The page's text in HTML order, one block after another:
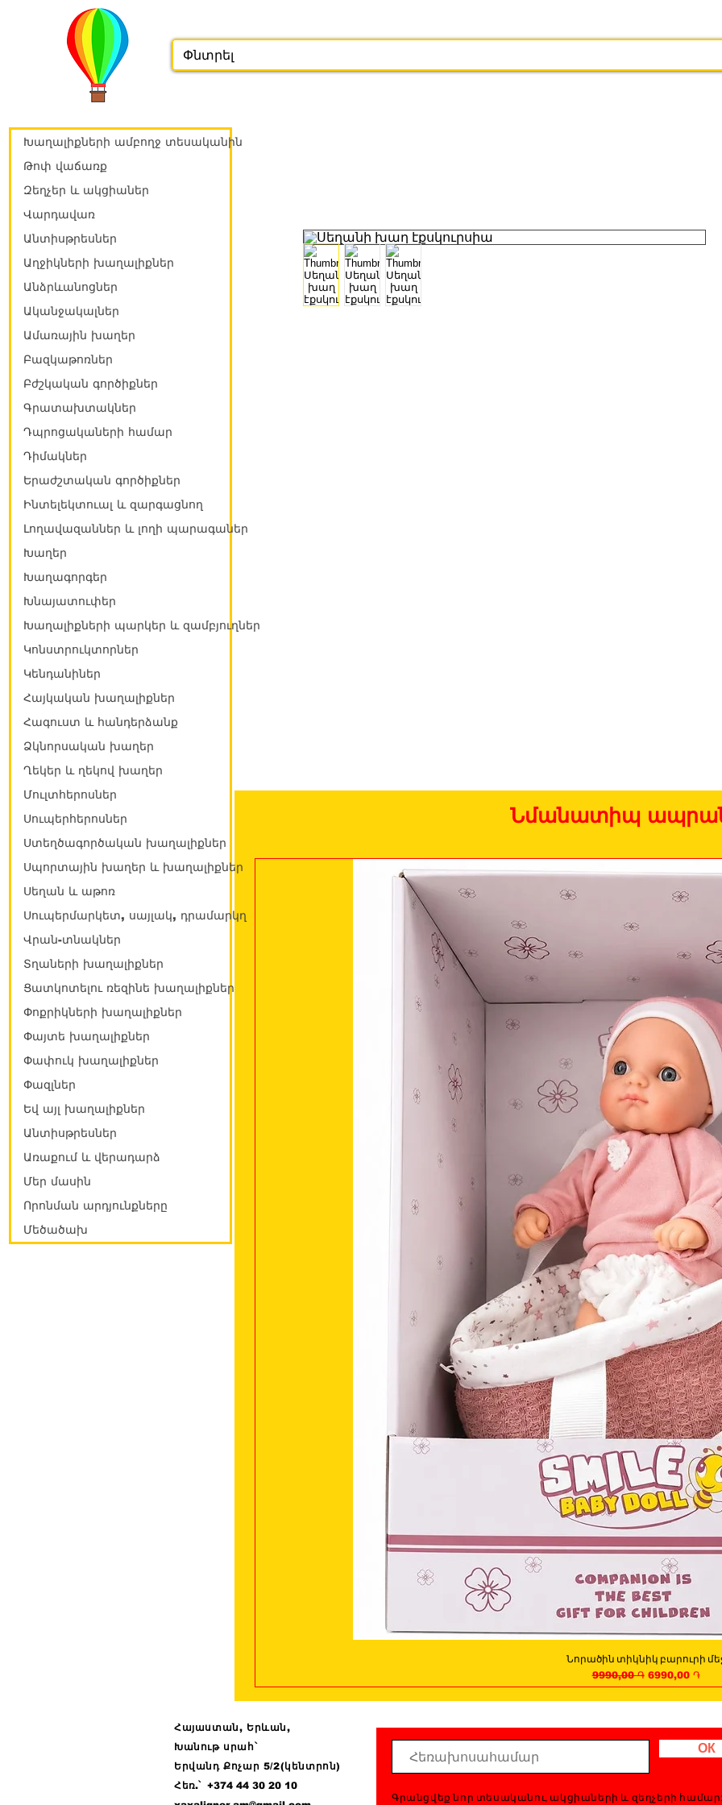
Նմանատիպ
Quick View
Նորածին տիկնիկ բարուրի
Regular Price
9990,00 ֏ Sale Price
6990,00 ֏
Խաղալիքների ամբողջ տեսականին
Թոփ վաճառք
Զեղչեր և ակցիաներ
Վարդավառ
Անտիսթրեսներ
Աղջիկների խաղալիքներ
Անձրևանոցներ
Ականջակալներ
Ամառային խաղեր
Բազկաթոռներ
Բժշկական գործիքներ
Գրատախտակներ
Դպրոցակաների համար
Դիմակներ
Երաժշտական գործիքներ
Ինտելեկտուալ և զարգացնող
Լողավազաններ և լողի պարագաներ
Խաղեր
Խաղագորգեր
Խնայատուփեր
Խաղալիքների պարկեր և զամբյուղներ
Կոնստրուկտորներ
Կենդանիներ
Հայկական խաղալիքներ
Հագուստ և հանդերձանք
Ձկնորսական խաղեր
Ղեկեր և ղեկով խաղեր
Մուլտհերոսներ
Սուպերհերոսներ
Ստեղծագործական խաղալիքներ
Սպորտային խաղեր և խաղալիքներ
Սեղան և աթոռ
Սուպերմարկետ, սայլակ, դրամարկղ
Վրան-տնակներ
Տղաների խաղալիքներ
Ցատկոտելու ռեզինե խաղալիքներ
Փոքրիկների խաղալիքներ
Փայտե խաղալիքներ
Փափուկ խաղալիքներ
Փազլներ
Եվ այլ խաղալիքներ
Անտիսթրեսներ
Առաքում և վերադարձ
Մեր մասին
Որոնման արդյունքները
Մեծածախ
Հայաստան, Երևան,
Խանութ սրահ՝
Երվանդ Քոչար 5/2(կենտրոն)
Հեռ.՝ +374 4430 20 10
ОК
Գրանցվեք նոր տեսականու, ակցիաների և զեղչերի